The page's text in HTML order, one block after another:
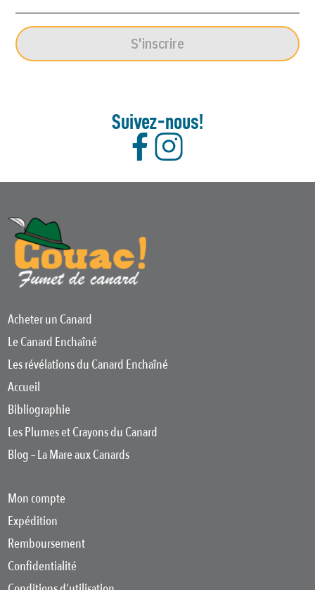
S'inscrire
Suivez-nous!
Acheter un Canard
Le Canard Enchaîné
Les révélations du Canard Enchaîné
Accueil
Bibliographie
Les Plumes et Crayons du Canard
Blog – La Mare aux Canards
Mon compte
Expédition
Remboursement
Confidentialité